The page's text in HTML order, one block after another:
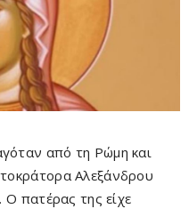
από τη Ρώμη και
Αλεξάνδρου
πατέρας της είχε